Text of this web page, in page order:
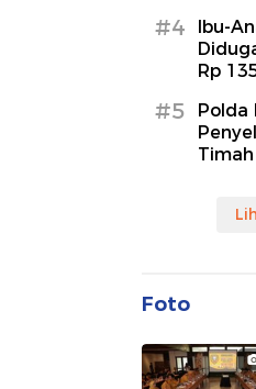
#4
Ibu-
Rp
#5
Polda
Foto